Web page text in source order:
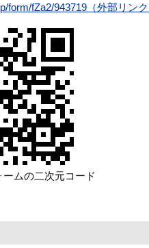
form/fZa2/943719（外部リン
ムの二次元コード